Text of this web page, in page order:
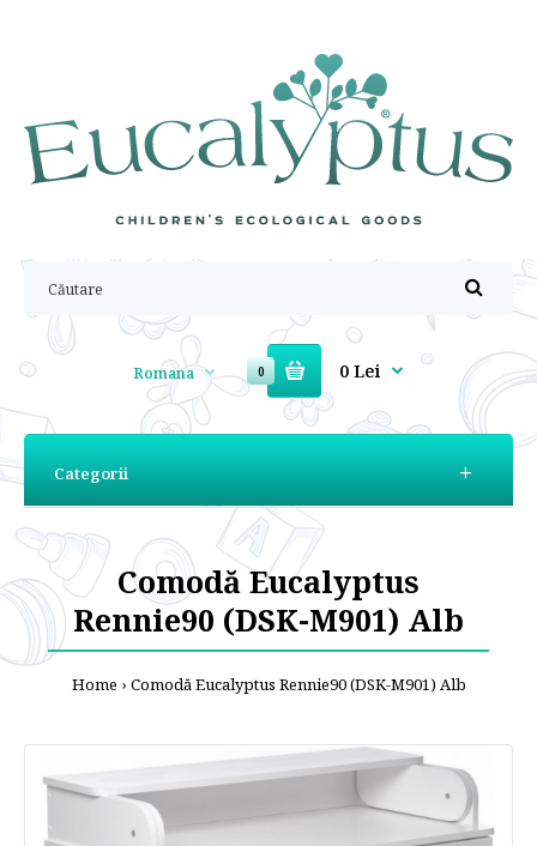
Romana 0 0 Lei
Categorii
Comodă Eucalyptus
Rennie90 (DSK-M901) Alb
Home Comodă Eucalyptus Rennie90 (DSK-M901) Alb